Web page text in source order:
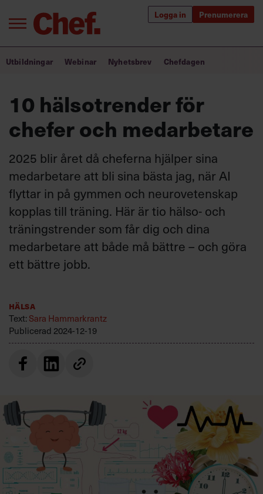
Logga in Prenumerera
Logga in
Prenumerera
Annonsera
Om oss
Kontakta oss
Kundservice
Villkor och policy för
Sök
efter:
Bra ledare förändrar världen
Utbildning för ledare
Chefakademin+
Populära utbildningar
Utbildningar Webinar Nyhetsbrev Chefdagen
10 hälsotrender för
chefer och medarbetare
2025 blir året då cheferna hjälper sina
medarbetare att bli sina bästa jag, när AI
flyttar in på gymmen och neurovetenskap
kopplas till träning. Här är tio hälso- och
träningstrender som får dig och dina
medarbetare att både må bättre – och göra
ett bättre jobb.
Hälsa
Text:Sara Hammarkrantz
Publicerad 2024-12-19